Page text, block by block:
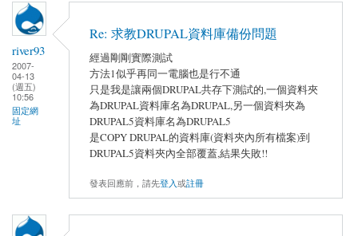
river93
2007-
04-13
(週五)
10:56
固定網
址
Re: 求教DRUPAL資料庫備份問題
經過剛剛實際測試
方法1似乎再同一電腦也是行不通
只是我是讓兩個DRUPAL共存下測試的,一個資料夾
為DRUPAL資料庫名為DRUPAL,另一個資料夾為
DRUPAL5資料庫名為DRUPAL5
是COPY DRUPAL的資料庫(資料夾內所有檔案)到
DRUPAL5資料夾內全部覆蓋,結果失敗!!
發表回應前，請先登入或註冊